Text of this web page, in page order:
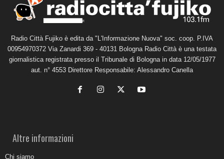
Radio Città Fujiko è edita da "L'Informazione Nuova" soc. coop. P.IVA
00954970372 Via Zanardi 369 - 40131 Bologna Radio Città è una testata
giornalistica registrata presso il Tribunale di Bologna in data 12/05/1977
aut. n° 4553 Direttore Responsabile: Alessandro Canella
Altre informazioni
Chi siamo